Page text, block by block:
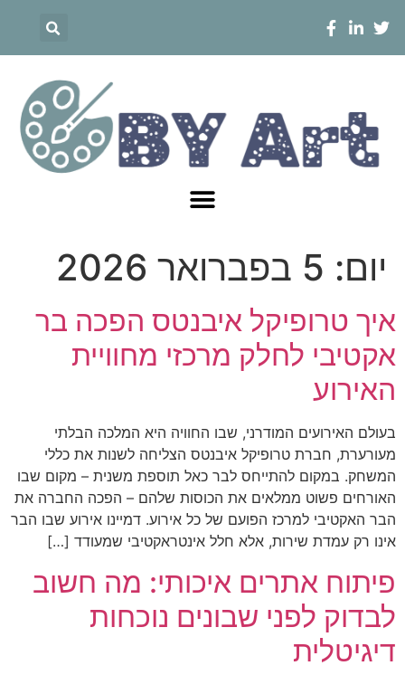
יום: 5 בפברואר 2026
איך טרופיקל איבנטס הפכה בר
אקטיבי לחלק מרכזי מחוויית
האירוע
בעולם האירועים המודרני, שבו החוויה היא המלכה הבלתי
מעורערת, חברת טרופיקל איבנטס הצליחה לשנות את כללי
המשחק. במקום להתייחס לבר כאל תוספת משנית – מקום שבו
האורחים פשוט ממלאים את הכוסות שלהם – הפכה החברה את
הבר האקטיבי למרכז הפועם של כל אירוע. דמיינו אירוע שבו הבר
אינו רק עמדת שירות, אלא חלל אינטראקטיבי שמעודד […]
פיתוח אתרים איכותי: מה חשוב
לבדוק לפני שבונים נוכחות
דיגיטלית